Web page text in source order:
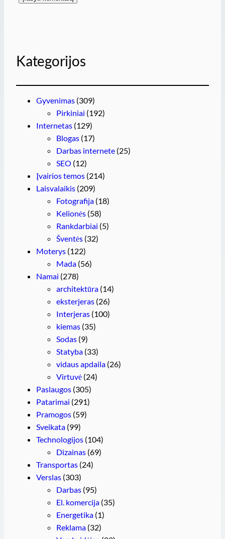
Kategorijos
Gyvenimas (309)
Pirkiniai (192)
Internetas (129)
Blogas (17)
Darbas internete (25)
SEO (12)
Įvairios temos (214)
Laisvalaikis (209)
Fotografija (18)
Kelionės (58)
Rankdarbiai (5)
Šventės (32)
Moterys (122)
Mada (56)
Namai (278)
architektūra (14)
eksterjeras (26)
Interjeras (100)
kiemas (35)
Sodas (9)
Statyba (33)
vidaus apdaila (26)
Virtuvė (24)
Paslaugos (305)
Patarimai (291)
Pramogos (59)
Sveikata (99)
Technologijos (104)
Dizainas (69)
Transportas (24)
Verslas (303)
Darbas (95)
El. komercija (35)
Energetika (1)
Reklama (32)